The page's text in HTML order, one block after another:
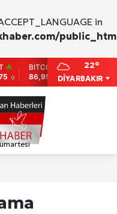
in
BITCOIN
86,956.742
-0.31
2,007.26
DİYARBAKIR
22°